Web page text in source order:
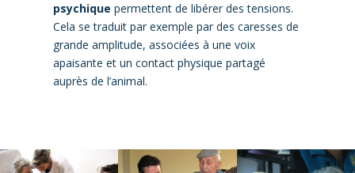
psychique permettent de libérer des tensions.
Cela se traduit par exemple par des caresses de
grande amplitude, associées à une voix
apaisante et un contact physique partagé
auprès de l’animal.